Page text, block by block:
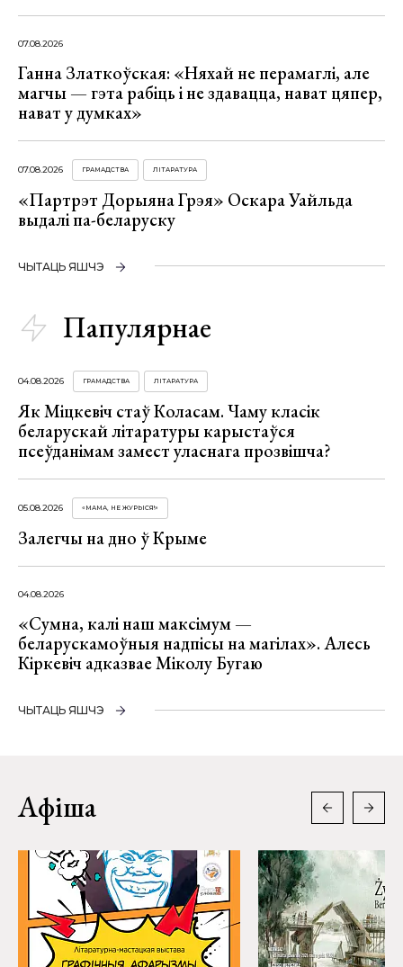
07.08.2026
Ганна Златкоўская: «Няхай не перамаглі, але
магчы — гэта рабіць і не здавацца, нават цяпер,
нават у думках»
07.08.2026 ГРАМАДСТВА ЛІТАРАТУРА
«Партрэт Дорыяна Грэя» Оскара Уайльда
выдалі па-беларуску
ЧЫТАЦЬ ЯШЧЭ
Папулярнае
04.08.2026 ГРАМАДСТВА ЛІТАРАТУРА
Як Міцкевіч стаў Коласам. Чаму класік
беларускай літаратуры карыстаўся
псеўданімам замест уласнага прозвішча?
05.08.2026 «МАМА, НЕ ЖУРЫСЯ!»
Залегчы на дно ў Крыме
04.08.2026
«Сумна, калі наш максімум —
беларускамоўныя надпісы на магілах». Алесь
Кіркевіч адказвае Міколу Бугаю
ЧЫТАЦЬ ЯШЧЭ
Афіша